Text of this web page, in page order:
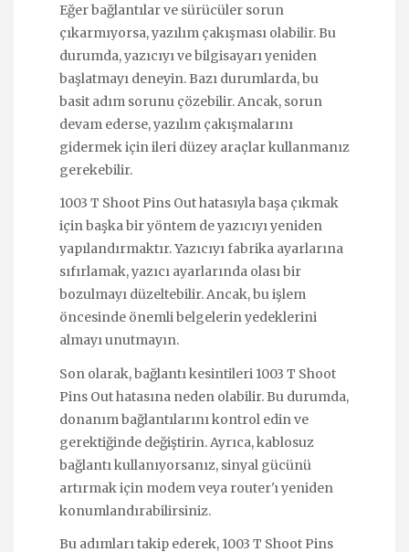
Eğer bağlantılar ve sürücüler sorun
çıkarmıyorsa, yazılım çakışması olabilir. Bu
durumda, yazıcıyı ve bilgisayarı yeniden
başlatmayı deneyin. Bazı durumlarda, bu
basit adım sorunu çözebilir. Ancak, sorun
devam ederse, yazılım çakışmalarını
gidermek için ileri düzey araçlar kullanmanız
gerekebilir.
1003 T Shoot Pins Out hatasıyla başa çıkmak
için başka bir yöntem de yazıcıyı yeniden
yapılandırmaktır. Yazıcıyı fabrika ayarlarına
sıfırlamak, yazıcı ayarlarında olası bir
bozulmayı düzeltebilir. Ancak, bu işlem
öncesinde önemli belgelerin yedeklerini
almayı unutmayın.
Son olarak, bağlantı kesintileri 1003 T Shoot
Pins Out hatasına neden olabilir. Bu durumda,
donanım bağlantılarını kontrol edin ve
gerektiğinde değiştirin. Ayrıca, kablosuz
bağlantı kullanıyorsanız, sinyal gücünü
artırmak için modem veya router'ı yeniden
konumlandırabilirsiniz.
Bu adımları takip ederek, 1003 T Shoot Pins